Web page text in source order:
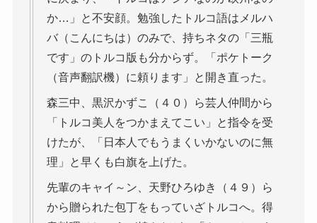
か…」と不安顔。勉強したトルコ語はメルハ
バ（こんにちは）のみで、持ちネタの「三瓶
です」のトルコ版も分からず。「ポケトーク
（音声翻訳機）に頼ります」と開き直った。
森三中、黒沢かずこ（４０）ら芸人仲間から
「トルコ美人をつかまえてこい」と指令を受
けたが、「日本人でもうまくいかないのに無
理」と早くも白旗を上げた。
先輩のキャイ～ン、天野ひろゆき（４９）ら
から贈られた包丁をもっていざトルコへ。得